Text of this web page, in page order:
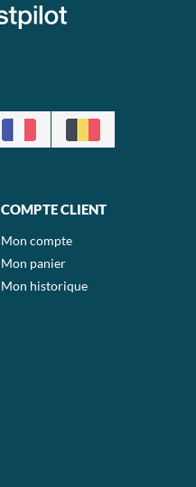
COMPTE CLIENT
Mon compte
Mon panier
Mon historique